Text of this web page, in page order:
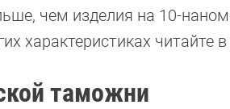
чем изделия на 10-
характеристиках читайте
таможни